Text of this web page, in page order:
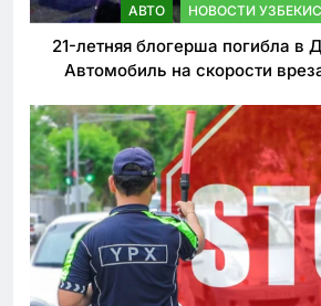
АВТО НОВОСТИ
21-летняя блогерша погибла в
Автомобиль на скорости